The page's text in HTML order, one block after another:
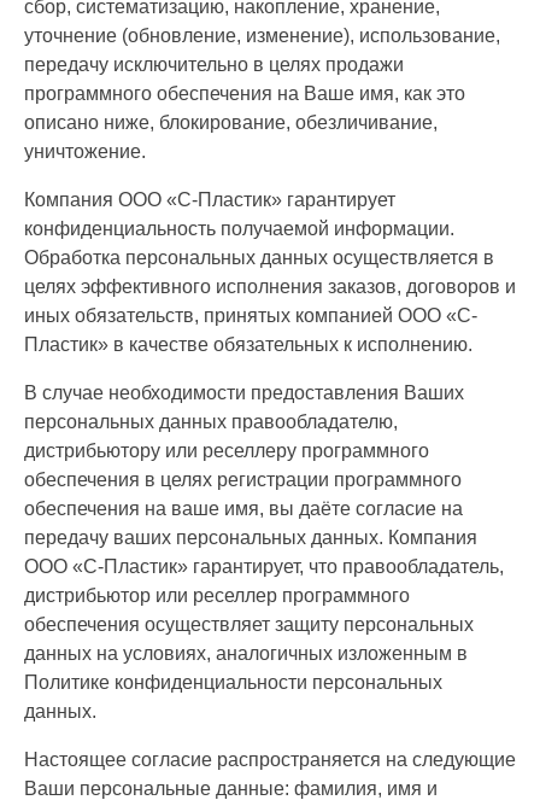
сбор, систематизацию, накопление, хранение,
уточнение (обновление, изменение), использование,
передачу исключительно в целях продажи
программного обеспечения на Ваше имя, как это
описано ниже, блокирование, обезличивание,
уничтожение.
Компания ООО «С-Пластик» гарантирует
конфиденциальность получаемой информации.
Обработка персональных данных осуществляется в
целях эффективного исполнения заказов, договоров и
иных обязательств, принятых компанией ООО «С-
Пластик» в качестве обязательных к исполнению.
В случае необходимости предоставления Ваших
персональных данных правообладателю,
дистрибьютору или реселлеру программного
обеспечения в целях регистрации программного
обеспечения на ваше имя, вы даёте согласие на
передачу ваших персональных данных. Компания
ООО «С-Пластик» гарантирует, что правообладатель,
дистрибьютор или реселлер программного
обеспечения осуществляет защиту персональных
данных на условиях, аналогичных изложенным в
Политике конфиденциальности персональных
данных.
Настоящее согласие распространяется на следующие
Ваши персональные данные: фамилия, имя и